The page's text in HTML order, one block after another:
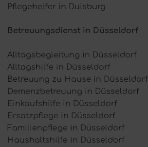
Pflegehelfer in Duisburg
Betreuungsdienst in Düsseldorf
Alltagsbegleitung in Düsseldorf
Alltagshilfe in Düsseldorf
Betreuung zu Hause in Düsseldorf
Demenzbetreuung in Düsseldorf
Einkaufshilfe in Düsseldorf
Ersatzpflege in Düsseldorf
Familienpflege in Düsseldorf
Haushaltshilfe in Düsseldorf